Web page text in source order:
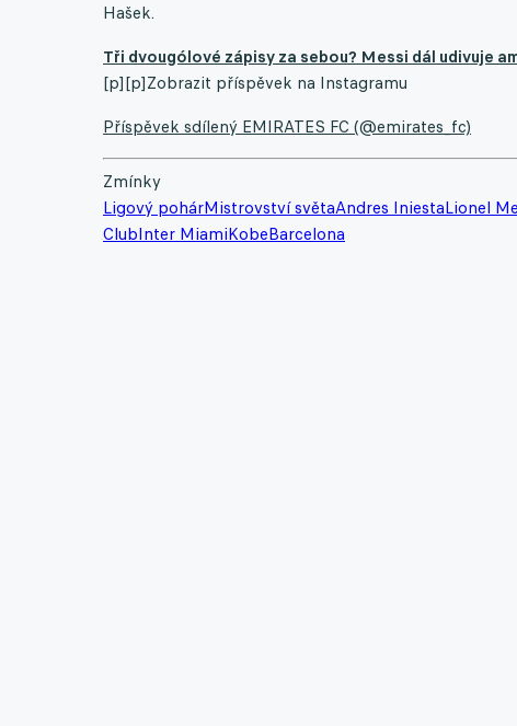
Hašek.
Tři dvougólové zápisy za sebou? Messi dál udivuje
[p][p]Zobrazit příspěvek na Instagramu
Příspěvek sdílený EMIRATES FC (@emirates_fc)
Zmínky
Ligový pohárMistrovství světaAndres IniestaLionel
ClubInter MiamiKobeBarcelona